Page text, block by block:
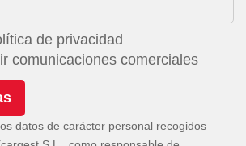
de privacidad
comunicaciones comerciales
datos de carácter personal recogidos